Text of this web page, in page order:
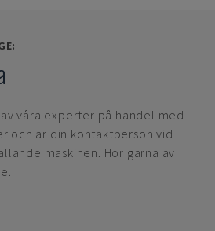
våra experter på handel med
och är din kontaktperson vid
maskinen. Hör gärna av